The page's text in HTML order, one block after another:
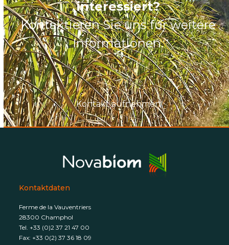
interessiert?
Kontaktieren Sie uns für weitere
Informationen.
Kontakt aufnehmen
Kontaktdaten
Ferme de la Vauventriers
28300 Champhol
Tel. +33 (0)2 37 21 47 00
Fax: +33 0(2) 37 36 18 09